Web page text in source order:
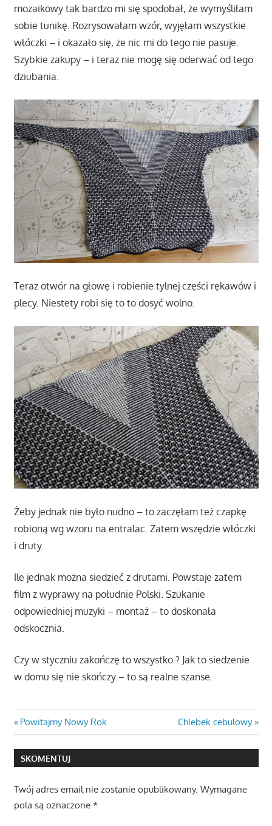
mozaikowy tak bardzo mi się spodobał, że wymyśliłam
sobie tunikę. Rozrysowałam wzór, wyjęłam wszystkie
włóczki – i okazało się, że nic mi do tego nie pasuje.
Szybkie zakupy – i teraz nie mogę się oderwać od tego
dziubania.
Teraz otwór na głowę i robienie tylnej części rękawów i
plecy. Niestety robi się to to dosyć wolno.
Żeby jednak nie było nudno – to zaczęłam też czapkę
robioną wg wzoru na entralac. Zatem wszędzie włóczki
i druty.
Ile jednak można siedzieć z drutami. Powstaje zatem
film z wyprawy na południe Polski. Szukanie
odpowiedniej muzyki – montaż – to doskonała
odskocznia.
Czy w styczniu zakończę to wszystko ? Jak to siedzenie
w domu się nie skończy – to są realne szanse.
Nawigacja
wpisu
Previous
Post:
Powitajmy Nowy Rok
Next
Post:
Chlebek cebulowy
SKOMENTUJ
Twój adres email nie zostanie opublikowany. Wymagane
pola są oznaczone *